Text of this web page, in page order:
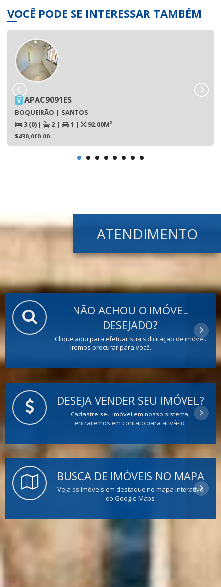
VOCÊ PODE SE INTERESSAR TAMBÉM
V APAC9091ES
BOQUEIRÃO | SANTOS
3 (0) | 2 | 1 |
92.00M²
$430,000.00
ATENDIMENTO
NÃO ACHOU O IMÓVEL
DESEJADO?
Clique aqui para efetuar sua solicitação de imóvel.
Iremos procurar para você.
DESEJA VENDER SEU IMÓVEL?
Cadastre seu imóvel em nosso sistema,
entraremos em contato para ativá-lo.
BUSCA DE IMÓVEIS NO MAPA
Veja os imóveis em destaque no mapa interativo
do Google Maps